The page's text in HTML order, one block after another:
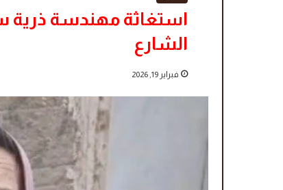
استغاثة مهندسة ذرية
الشارع
فبراير 19, 2026